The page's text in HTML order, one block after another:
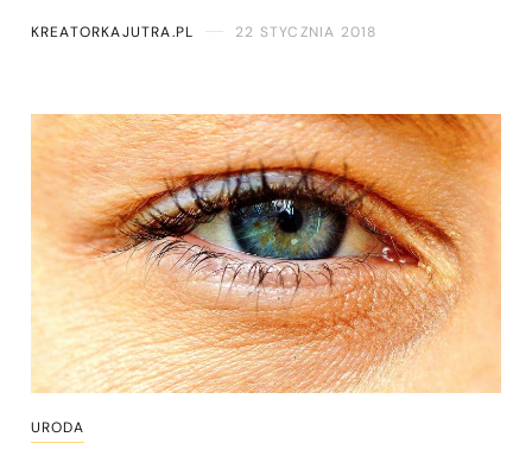
KREATORKAJUTRA.PL 22 STYCZNIA 2018
URODA